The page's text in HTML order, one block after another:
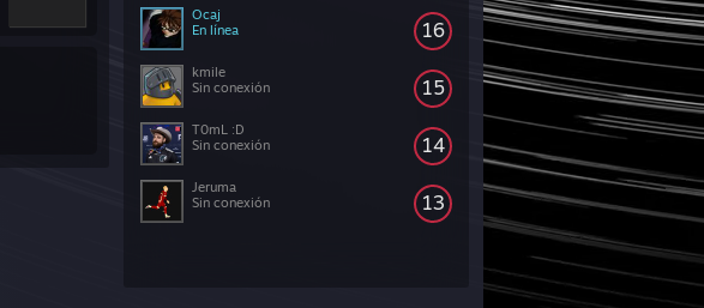
16
Ocaj
En línea
15
kmile
Sin conexión
14
T0mL :D
Sin conexión
13
Jeruma
Sin conexión